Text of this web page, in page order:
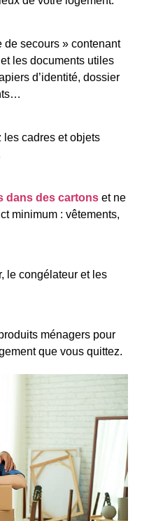
de secours » contenant
les documents utiles
d’identité, dossier
les cadres et objets
dans des cartons et ne
minimum : vêtements,
le congélateur et les
ménagers pour
que vous quittez.